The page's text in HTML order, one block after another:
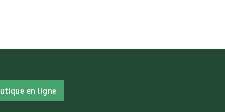
en ligne